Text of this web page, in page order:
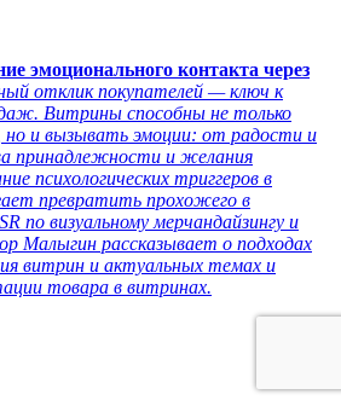
эмоционального контакта через
отклик покупателей — ключ к
Витрины способны не только
но и вызывать эмоции: от радости и
принадлежности и желания
психологических триггеров в
превратить прохожего в
по визуальному мерчандайзингу и
Малыгин рассказывает о подходах
витрин и актуальных темах и
товара в витринах.